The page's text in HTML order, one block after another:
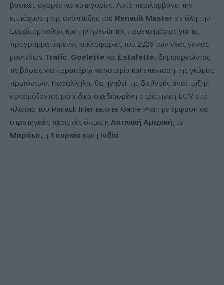
βασικές αγορές και κατηγορίες. Αυτό περιλαμβάνει την
επιτάχυνση της ανάπτυξης του Renault Master σε όλη την
Ευρώπη, καθώς και την ηγεσία της προετοιμασίας για τις
προγραμματισμένες κυκλοφορίες του 2026 των νέας γενιάς
μοντέλων Trafic, Goelette και Estafette, δημιουργώντας
τις βάσεις για περαιτέρω καινοτομία και επέκταση της γκάμας
προϊόντων. Παράλληλα, θα ηγηθεί της διεθνούς ανάπτυξης
εφαρμόζοντας μια ειδικά σχεδιασμένη στρατηγική LCV στο
πλαίσιο του Renault International Game Plan, με έμφαση σε
στρατηγικές περιοχές όπως η Λατινική Αμερική, το
Μαρόκο, η Τουρκία και η Ινδία.